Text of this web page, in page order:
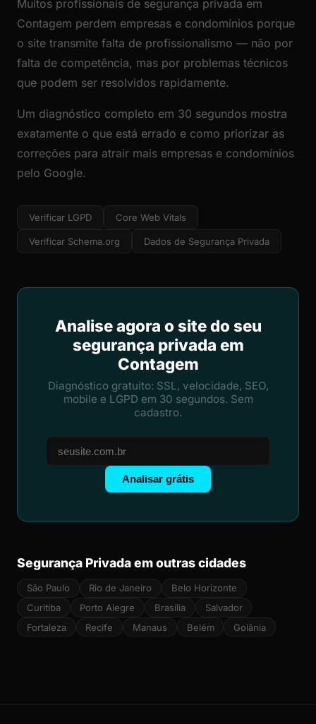
Muitos profissionais de segurança privada em
Contagem perdem empresas e condomínios porque
o site transmite falta de profissionalismo — não por
falta de competência, mas por problemas técnicos
que podem ser resolvidos rapidamente.
Um diagnóstico completo em 30 segundos mostra
exatamente o que está errado e como priorizar as
correções para atrair mais empresas e condomínios
pelo Google.
Verificar LGPD Core Web Vitals
Verificar Schema.org Dados de Segurança Privada
Analise agora o site do seu
segurança privada em
Contagem
Diagnóstico gratuito: SSL, velocidade, SEO,
mobile e LGPD em 30 segundos. Sem
cadastro.
Analisar grátis
Segurança Privada em outras cidades
São Paulo Rio de Janeiro
Belo Horizonte
Curitiba
Porto Alegre Brasília
Salvador
Fortaleza
Recife Manaus Belém Goiânia